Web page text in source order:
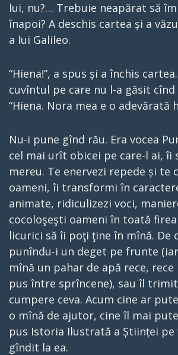
lui, nu?… Trebuie neapărat să
înapoi? A deschis cartea și a
a lui Galileo.
“Hiena!”, a spus și a închis
cuvîntul pe care nu l-a găsit cînd
“Hiena. Nora mea e o adevărată
Nu-i pune gînd rău. Era vocea
cel mai urît obicei pe care-l ai, îi
mereu. Te enervezi repede și te
oameni, îi transformi în
animate, ridiculizezi voci,
cocoloşeşti oameni în toată
licurici să îi poţi ţine în mînă. De
punîndu-i un deget pe frunte
mînă un pahar de apă rece, rece
pus între sprîncene), sau îl
cumpere ceva. Acum cine ar
o mînă de ajutor, cine îl mai
pus Istoria Ilustrată a Științei pe
gîndit la ea.